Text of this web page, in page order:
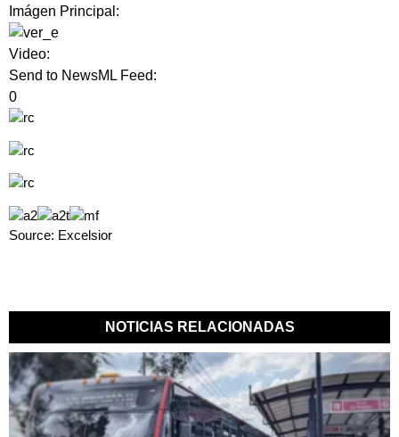
Imágen Principal:
Video:
Send to NewsML Feed:
0
Source: Excelsior
NOTICIAS RELACIONADAS